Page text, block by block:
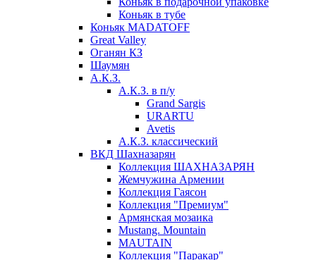
Коньяк в тубе
Коньяк MADATOFF
Great Valley
Оганян КЗ
Шаумян
А.К.З.
А.К.З. в п/у
Grand Sargis
URARTU
Avetis
А.К.З. классический
ВКД Шахназарян
Коллекция ШАХНАЗАРЯН
Жемчужина Армении
Коллекция Гаясон
Коллекция "Премиум"
Армянская мозаика
Mustang. Mountain
MAUTAIN
Коллекция "Паракар"